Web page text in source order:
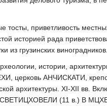
тосты, приветливость
историей рада
из грузинских виноградников.
истории,
церковь АНЧИСКАТИ,
архитектуры. XI-XII
СВЕТИЦХОВЕЛИ (11 в.) В